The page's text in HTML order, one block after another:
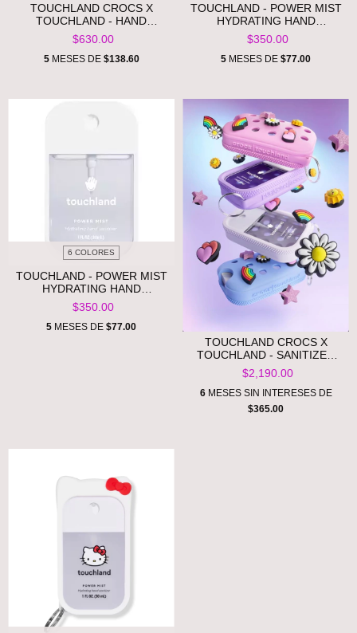
TOUCHLAND CROCS X
TOUCHLAND - HAND
SANITIZER MIST CASE **PRE
ORDEN**
$630.00
5MESES DE $138.60
TOUCHLAND - POWER MIST
HYDRATING HAND
SANITIZER **PRE ORDEN**
$350.00
5 MESES DE $77.00
6 COLORES
TOUCHLAND - POWER MIST
HYDRATING HAND
SANITIZER **PRE ORDEN**
$350.00
5 MESES DE $77.00
TOUCHLAND CROCS X
TOUCHLAND - SANITIZER
MIST CASE BUNDLE **PRE
ORDEN**
$2,190.00
6MESES SIN INTERESES DE
$365.00